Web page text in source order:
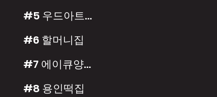
#5 우드아트가구
#6 할머니집
#7 에이큐양복점
#8 용인떡집